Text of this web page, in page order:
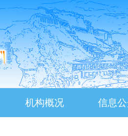
机构概况 信息